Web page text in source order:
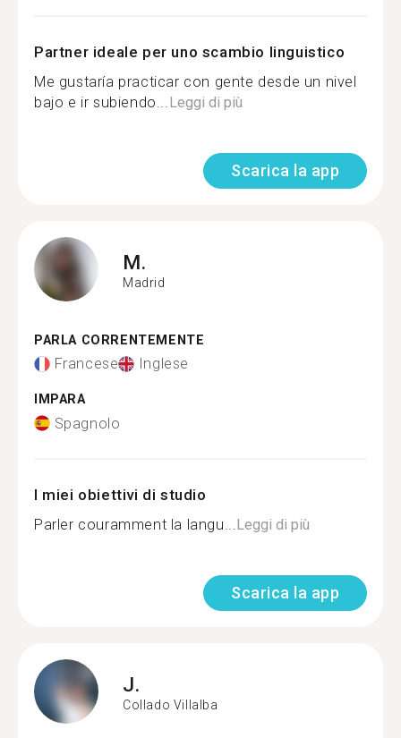
Partner ideale per uno scambio linguistico
Me gustaría practicar con gente desde un nivel
bajo e ir subiendo... Leggi di più
Scarica la app
M.
Madrid
PARLA CORRENTEMENTE
Francese Inglese
IMPARA
Spagnolo
I miei obiettivi di studio
Parler couramment la langu... Leggi di più
Scarica la app
J.
Collado Villalba